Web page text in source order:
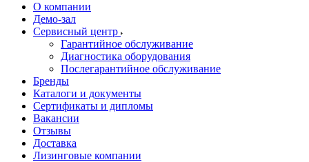
О компании
Демо-зал
Сервисный центр
Гарантийное обслуживание
Диагностика оборудования
Послегарантийное обслуживание
Бренды
Каталоги и документы
Сертификаты и дипломы
Вакансии
Отзывы
Доставка
Лизинговые компании